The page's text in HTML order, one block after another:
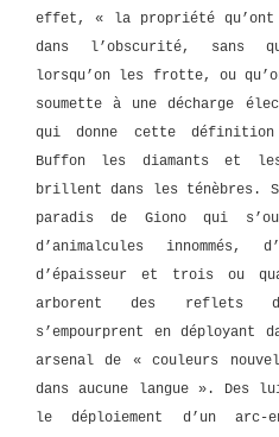
effet, « la propriété
dans l’obscurité, sans
lorsqu’on les frotte, ou
soumette à une décharge
qui donne cette définition
Buffon les diamants et
brillent dans les ténèbres.
paradis de Giono qui
d’animalcules
d’épaisseur et trois ou
arborent des reflets
s’empourprent en déployant
arsenal de « couleurs
dans aucune langue ». Des
le déploiement d’un